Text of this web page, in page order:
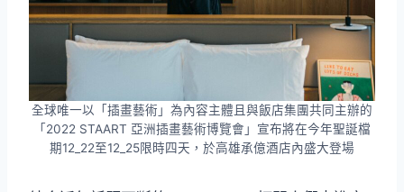
全球唯一以「插畫藝術」為內容主體且與飯店集團共同主辦的
「2022 STAART 亞洲插畫藝術博覽會」宣布將在今年聖誕檔
期12_22至12_25限時四天，於高雄承億酒店內盛大登場